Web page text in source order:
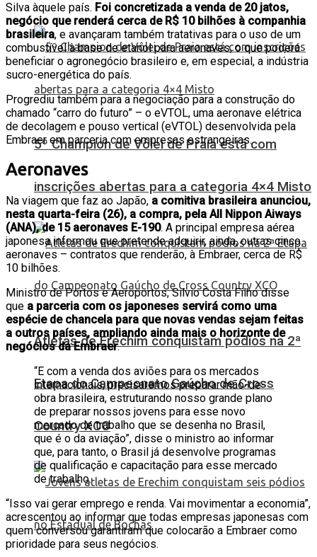
5º Champion de Vôlei de Praia está com
inscrições abertas para a categoria 4×4 Misto
Atletas de Erechim conquistam pódios na 2ª
Etapa do Campeonato Gaúcho de Cross
Country XCO
Silva àquele país. Foi concretizada a venda de 20 jatos,
negócio que renderá cerca de R$ 10 bilhões à companhia
brasileira, e avançaram também tratativas para o uso de um
combustível à base de etanol para aeronaves, o que poderá
beneficiar o agronegócio brasileiro e, em especial, a indústria
sucro-energética do país.
Progrediu também para a negociação para a construção do
chamado “carro do futuro” – o eVTOL, uma aeronave elétrica
de decolagem e pouso vertical (eVTOL) desenvolvida pela
Embraer em parceria com empresas estrangeiras.
Aeronaves
Na viagem que faz ao Japão, a comitiva brasileira anunciou,
nesta quarta-feira (26), a compra, pela All Nippon Aiways
(ANA), de 15 aeronaves E-190. A principal empresa aérea
japonesa informou que pretende adquirir, ainda, outras cinco
aeronaves – contratos que renderão, à Embraer, cerca de R$
10 bilhões.
Ministro de Portos e Aeroportos, Silvio Costa Filho disse
que a parceria com os japoneses servirá como uma
espécie de chancela para que novas vendas sejam feitas
a outros países, ampliando ainda mais o horizonte de
negócios da Embraer.
“E com a venda dos aviões para os mercados
internacionais, precisaremos preparar mão-de-
obra brasileira, estruturando nosso grande plano
de preparar nossos jovens para esse novo
mercado de trabalho que se desenha no Brasil,
que é o da aviação”, disse o ministro ao informar
que, para tanto, o Brasil já desenvolve programas
de qualificação e capacitação para esse mercado
de trabalho.
“Isso vai gerar emprego e renda. Vai movimentar a economia”,
acrescentou ao informar que todas empresas japonesas com
quem conversou garantiram que colocarão a Embraer como
prioridade para seus negócios.